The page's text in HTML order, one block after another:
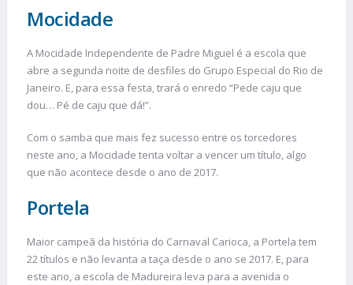
Mocidade
A Mocidade Independente de Padre Miguel é a escola que
abre a segunda noite de desfiles do Grupo Especial do Rio de
Janeiro. E, para essa festa, trará o enredo “Pede caju que
dou… Pé de caju que dá!”.
Com o samba que mais fez sucesso entre os torcedores
neste ano, a Mocidade tenta voltar a vencer um título, algo
que não acontece desde o ano de 2017.
Portela
Maior campeã da história do Carnaval Carioca, a Portela tem
22 títulos e não levanta a taça desde o ano se 2017. E, para
este ano, a escola de Madureira leva para a avenida o